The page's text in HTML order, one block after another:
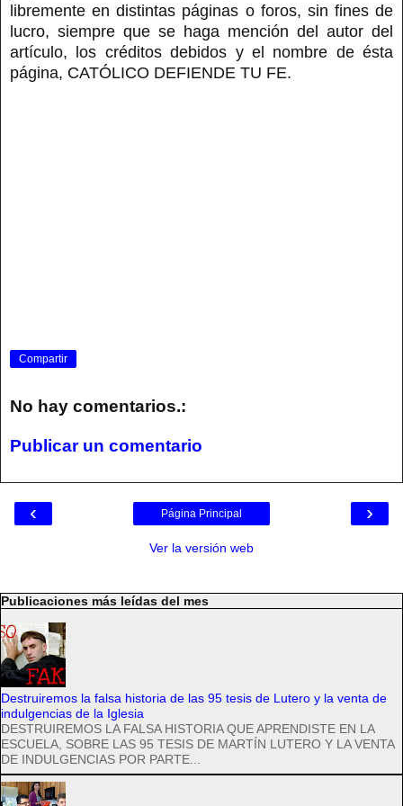
libremente en distintas páginas o foros, sin fines de
lucro, siempre que se haga mención del autor del
artículo, los créditos debidos y el nombre de ésta
página, CATÓLICO DEFIENDE TU FE.
Compartir
No hay comentarios.:
Publicar un comentario
‹ ›
Página Principal
Ver la versión web
Publicaciones más leídas del mes
Destruiremos la falsa historia de las 95 tesis de Lutero y la venta de
indulgencias de la Iglesia
DESTRUIREMOS LA FALSA HISTORIA QUE APRENDISTE EN LA
ESCUELA, SOBRE LAS 95 TESIS DE MARTÍN LUTERO Y LA VENTA
DE INDULGENCIAS POR PARTE...